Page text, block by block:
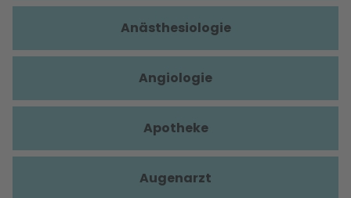
Anästhesiologie
Angiologie
Apotheke
Augenarzt